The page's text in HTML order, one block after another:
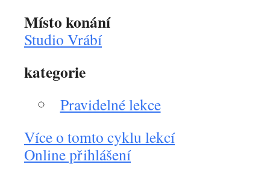
Místo konání
Studio Vrábí
kategorie
Pravidelné lekce
Více o tomto cyklu lekcí
Online přihlášení